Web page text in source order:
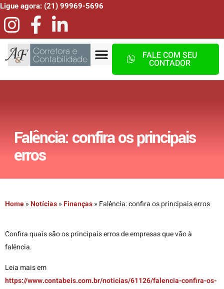
Ligue agora: (21) 99969-5696
FALE COM SEU
CONTADOR
Falência: confira os principais
erros
Home»Notícias»Finanças» Falência: confira os principais erros
Confira quais são os principais erros de empresas que vão à
falência.
Leia mais em
https://www.contabeis.com.br/noticias/61126/falencia-confira-os-